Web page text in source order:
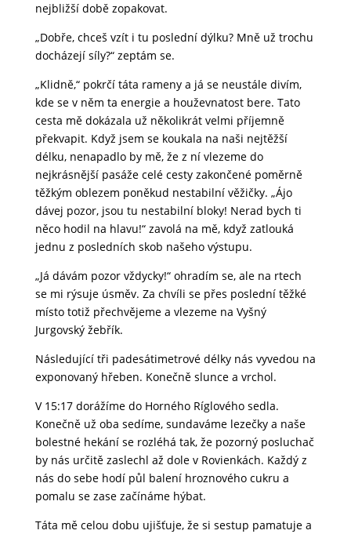
nejbližší době zopakovat.
„Dobře, chceš vzít i tu poslední dýlku? Mně už trochu
docházejí síly?“ zeptám se.
„Klidně,“ pokrčí táta rameny a já se neustále divím,
kde se v něm ta energie a houževnatost bere. Tato
cesta mě dokázala už několikrát velmi příjemně
překvapit. Když jsem se koukala na naši nejtěžší
délku, nenapadlo by mě, že z ní vlezeme do
nejkrásnější pasáže celé cesty zakončené poměrně
těžkým oblezem poněkud nestabilní věžičky. „Ájo
dávej pozor, jsou tu nestabilní bloky! Nerad bych ti
něco hodil na hlavu!“ zavolá na mě, když zatlouká
jednu z posledních skob našeho výstupu.
„Já dávám pozor vždycky!“ ohradím se, ale na rtech
se mi rýsuje úsměv. Za chvíli se přes poslední těžké
místo totiž přechvějeme a vlezeme na Vyšný
Jurgovský žebřík.
Následující tři padesátimetrové délky nás vyvedou na
exponovaný hřeben. Konečně slunce a vrchol.
V 15:17 dorážíme do Horného Ríglového sedla.
Konečně už oba sedíme, sundaváme lezečky a naše
bolestné hekání se rozléhá tak, že pozorný posluchač
by nás určitě zaslechl až dole v Rovienkách. Každý z
nás do sebe hodí půl balení hroznového cukru a
pomalu se zase začínáme hýbat.
Táta mě celou dobu ujišťuje, že si sestup pamatuje a